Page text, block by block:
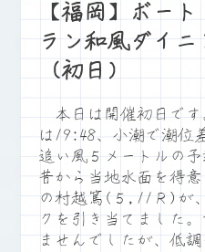
【福岡】ボー
ラン和風ダイ
（初日）
本日は開催初日です
は19:48、小潮で潮位
追い風５メートルの予
昔から当地水面を得
の村越篤(５,11Ｒ)が
クを引き当てました
ませんでしたが、低